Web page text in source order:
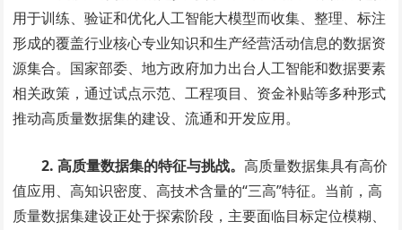
用于训练、验证和优化人工智能大模型而收集、整理、标注
形成的覆盖行业核心专业知识和生产经营活动信息的数据资
源集合。国家部委、地方政府加力出台人工智能和数据要素
相关政策，通过试点示范、工程项目、资金补贴等多种形式
推动高质量数据集的建设、流通和开发应用。
2. 高质量数据集的特征与挑战。高质量数据集具有高价
值应用、高知识密度、高技术含量的“三高”特征。当前，高
质量数据集建设正处于探索阶段，主要面临目标定位模糊、